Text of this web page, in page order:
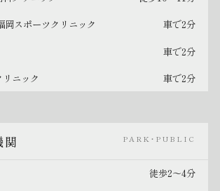
関 PARK・PUBLIC
徒歩2〜4分
岡スポーツクリニック 車で2分
車で2分
ニック 車で2分